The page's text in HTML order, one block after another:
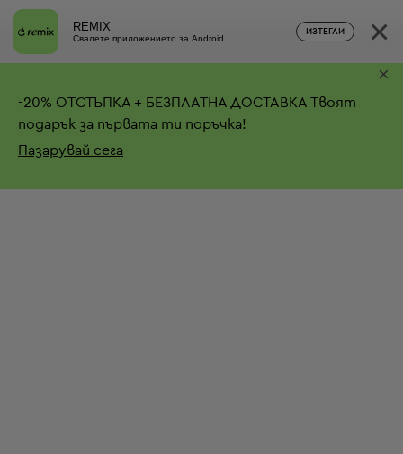
REMIX
Свалете приложението за Android
ИЗТЕГЛИ ×
-20% ОТСТЪПКА + БЕЗПЛАТНА ДОСТАВКА Твоят
подарък за първата ти поръчка!
Пазарувай сега
×